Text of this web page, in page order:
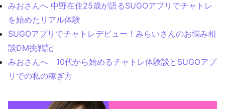
みおさんへ 中野在住25歳が語るSUGOアプリでチャトレ
を始めたリアル体験
SUGOアプリでチャトレデビュー！みらいさんのお悩み相
談DM挑戦記
みおさんへ 10代から始めるチャトレ体験談とSUGOアプ
リでの私の稼ぎ方